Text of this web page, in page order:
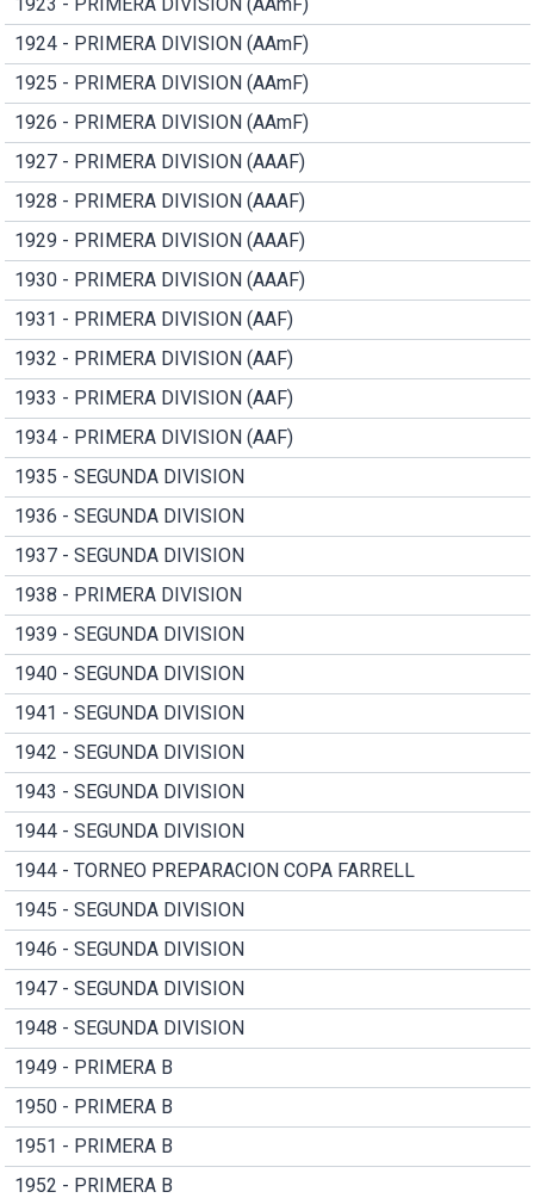
1924 - PRIMERA DIVISION (AAmF)
1925 - PRIMERA DIVISION (AAmF)
1926 - PRIMERA DIVISION (AAmF)
1927 - PRIMERA DIVISION (AAAF)
1928 - PRIMERA DIVISION (AAAF)
1929 - PRIMERA DIVISION (AAAF)
1930 - PRIMERA DIVISION (AAAF)
1931 - PRIMERA DIVISION (AAF)
1932 - PRIMERA DIVISION (AAF)
1933 - PRIMERA DIVISION (AAF)
1934 - PRIMERA DIVISION (AAF)
1935 - SEGUNDA DIVISION
1936 - SEGUNDA DIVISION
1937 - SEGUNDA DIVISION
1938 - PRIMERA DIVISION
1939 - SEGUNDA DIVISION
1940 - SEGUNDA DIVISION
1941 - SEGUNDA DIVISION
1942 - SEGUNDA DIVISION
1943 - SEGUNDA DIVISION
1944 - SEGUNDA DIVISION
1944 - TORNEO PREPARACION COPA FARRELL
1945 - SEGUNDA DIVISION
1946 - SEGUNDA DIVISION
1947 - SEGUNDA DIVISION
1948 - SEGUNDA DIVISION
1949 - PRIMERA B
1950 - PRIMERA B
1951 - PRIMERA B
1952 - PRIMERA B